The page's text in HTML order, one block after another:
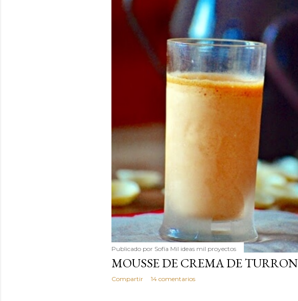
Publicado por Sofía Mil ideas mil proyectos
MOUSSE DE CREMA DE TURRON
Compartir
14 comentarios